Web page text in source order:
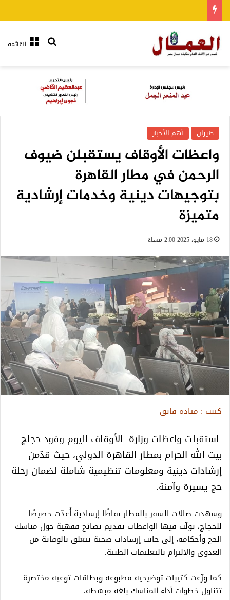
القائمةبحث عن
طيران أهم الأخبار
واعظات الأوقاف يستقبلن ضيوف
الرحمن في مطار القاهرة
بتوجيهات دينية وخدمات إرشادية
متميزة
18 مايو، 2025 2:00 مساءً
كتبت : ميادة فايق
استقبلت واعظات وزارة الأوقاف اليوم وفود حجاج
بيت الله الحرام بمطار القاهرة الدولي، حيث قدّمن
إرشادات دينية ومعلومات تنظيمية شاملة لضمان رحلة
حج يسيرة وآمنة.
وشهدت صالات السفر بالمطار نقاطًا إرشادية أُعدّت خصيصًا
للحجاج، تولّت فيها الواعظات تقديم نصائح فقهية حول مناسك
الحج وأحكامه، إلى جانب إرشادات صحية تتعلق بالوقاية من
العدوى والالتزام بالتعليمات الطبية.
كما وزّعت كتيبات توضيحية مطبوعة وبطاقات توعية مختصرة
تتناول خطوات أداء المناسك بلغة مبسّطة.